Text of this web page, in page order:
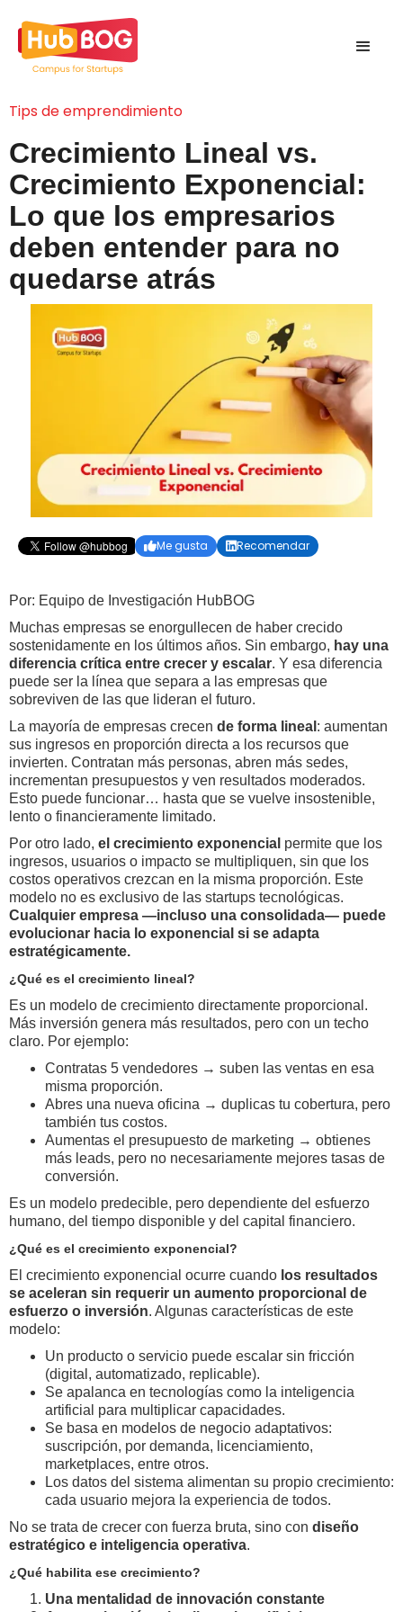
Tips de emprendimiento
Crecimiento Lineal vs.
Crecimiento Exponencial:
Lo que los empresarios
deben entender para no
quedarse atrás
Me gusta Recomendar
Por: Equipo de Investigación HubBOG
Muchas empresas se enorgullecen de haber crecido
sostenidamente en los últimos años. Sin embargo, hay una
diferencia crítica entre crecer y escalar. Y esa diferencia
puede ser la línea que separa a las empresas que
sobreviven de las que lideran el futuro.
La mayoría de empresas crecen de forma lineal : aumentan
sus ingresos en proporción directa a los recursos que
invierten. Contratan más personas, abren más sedes,
incrementan presupuestos y ven resultados moderados.
Esto puede funcionar… hasta que se vuelve insostenible,
lento o financieramente limitado.
Por otro lado, el crecimiento exponencial permite que los
ingresos, usuarios o impacto se multipliquen, sin que los
costos operativos crezcan en la misma proporción. Este
modelo no es exclusivo de las startups tecnológicas.
Cualquier empresa —incluso una consolidada— puede
evolucionar hacia lo exponencial si se adapta
estratégicamente.
¿Qué es el crecimiento lineal?
Es un modelo de crecimiento directamente proporcional.
Más inversión genera más resultados, pero con un techo
claro. Por ejemplo:
Contratas 5 vendedores → suben las ventas en esa
misma proporción.
Abres una nueva oficina → duplicas tu cobertura, pero
también tus costos.
Aumentas el presupuesto de marketing → obtienes
más leads, pero no necesariamente mejores tasas de
conversión.
Es un modelo predecible, pero dependiente del esfuerzo
humano, del tiempo disponible y del capital financiero.
¿Qué es el crecimiento exponencial?
El crecimiento exponencial ocurre cuando los resultados
se aceleran sin requerir un aumento proporcional de
esfuerzo o inversión. Algunas características de este
modelo:
Un producto o servicio puede escalar sin fricción
(digital, automatizado, replicable).
Se apalanca en tecnologías como la inteligencia
artificial para multiplicar capacidades.
Se basa en modelos de negocio adaptativos:
suscripción, por demanda, licenciamiento,
marketplaces, entre otros.
Los datos del sistema alimentan su propio crecimiento:
cada usuario mejora la experiencia de todos.
No se trata de crecer con fuerza bruta, sino con diseño
estratégico e inteligencia operativa.
¿Qué habilita ese crecimiento?
Una mentalidad de innovación constante